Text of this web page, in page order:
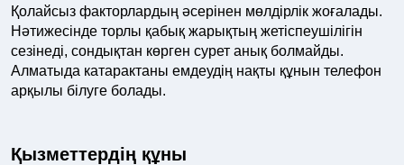
Қолайсыз факторлардың әсерінен мөлдірлік жоғалады.
Нәтижесінде торлы қабық жарықтың жетіспеушілігін
сезінеді, сондықтан көрген сурет анық болмайды.
Алматыда катарактаны емдеудің нақты құнын телефон
арқылы білуге ​​болады.
Қызметтердің құны